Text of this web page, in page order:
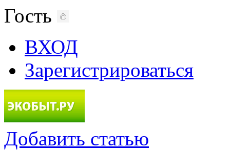
Гость
ВХОД
Зарегистрироваться
Добавить статью